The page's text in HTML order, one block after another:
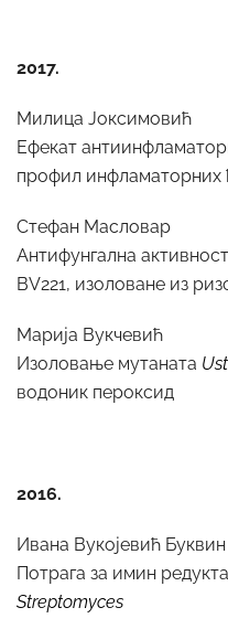
2017.
Милица Јоксимовић
Ефекат
профил инфламаторних
Стефан Масловар
Антифунгална
BV221, изоловане из
Марија Вукчевић
Изоловање мутаната
водоник пероксид
2016.
Ивана Вукојевић Буквин
Потрага за имин
Streptomyces